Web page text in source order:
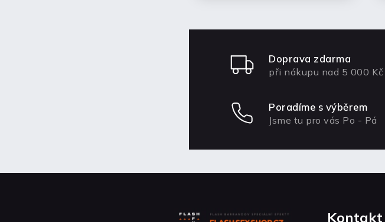
Doprava zdarma
při nákupu nad 5 000 Kč
Poradíme s výběrem
Jsme tu pro vás Po - Pá
Kontakt